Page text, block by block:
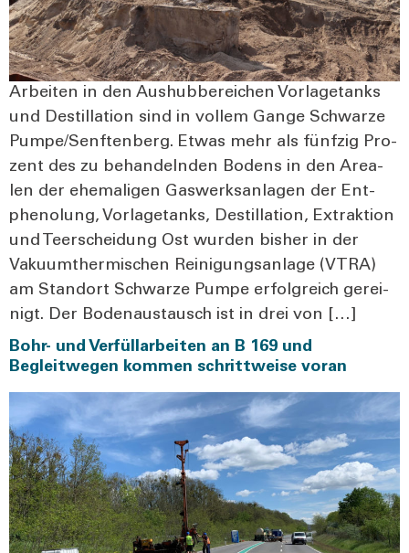
Arbei­ten in den Aus­hub­be­rei­chen Vor­la­ge­tanks
und Destil­la­ti­on sind in vol­lem Gan­ge Schwar­ze
Pumpe/Senftenberg. Etwas mehr als fünf­zig Pro­
zent des zu behan­deln­den Bodens in den Area­
len der ehe­ma­li­gen Gas­werks­an­la­gen der Ent­
phe­no­lung, Vor­la­ge­tanks, Destil­la­ti­on, Extrak­ti­on
und Teer­schei­dung Ost wur­den bis­her in der
Vaku­um­ther­mi­schen Rei­ni­gungs­an­la­ge (VTRA)
am Stand­ort Schwar­ze Pum­pe erfolg­reich gerei­
nigt. Der Boden­aus­tausch ist in drei von […]
Bohr- und Verfüllarbeiten an B 169 und
Begleitwegen kommen schrittweise voran